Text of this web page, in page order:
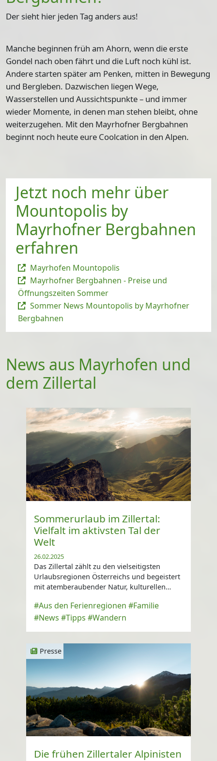
Der sieht hier jeden Tag anders aus!
Manche beginnen früh am Ahorn, wenn die erste
Gondel nach oben fährt und die Luft noch kühl ist.
Andere starten später am Penken, mitten in Bewegung
und Bergleben. Dazwischen liegen Wege,
Wasserstellen und Aussichtspunkte – und immer
wieder Momente, in denen man stehen bleibt, ohne
weiterzugehen. Mit den Mayrhofner Bergbahnen
beginnt noch heute eure Coolcation in den Alpen.
Jetzt noch mehr über
Mountopolis by
Mayrhofner Bergbahnen
erfahren
Mayrhofen Mountopolis
Mayrhofner Bergbahnen - Preise und
Öffnungszeiten Sommer
Sommer News Mountopolis by Mayrhofner
Bergbahnen
News aus Mayrhofen und
dem Zillertal
Sommerurlaub im Zillertal:
Vielfalt im aktivsten Tal der
Welt
26.02.2025
Das Zillertal zählt zu den vielseitigsten
Urlaubsregionen Österreichs und begeistert
mit atemberaubender Natur, kulturellen
#Aus den Ferienregionen #Familie
#News #Tipps #Wandern
Presse
Die frühen Zillertaler Alpinisten